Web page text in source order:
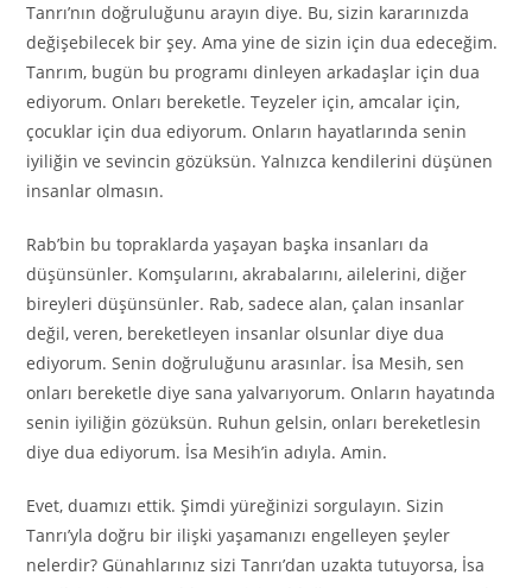
Tanrı’nın doğruluğunu arayın diye. Bu, sizin kararınızda
değişebilecek bir şey. Ama yine de sizin için dua edeceğim.
Tanrım, bugün bu programı dinleyen arkadaşlar için dua
ediyorum. Onları bereketle. Teyzeler için, amcalar için,
çocuklar için dua ediyorum. Onların hayatlarında senin
iyiliğin ve sevincin gözüksün. Yalnızca kendilerini düşünen
insanlar olmasın.
Rab’bin bu topraklarda yaşayan başka insanları da
düşünsünler. Komşularını, akrabalarını, ailelerini, diğer
bireyleri düşünsünler. Rab, sadece alan, çalan insanlar
değil, veren, bereketleyen insanlar olsunlar diye dua
ediyorum. Senin doğruluğunu arasınlar. İsa Mesih, sen
onları bereketle diye sana yalvarıyorum. Onların hayatında
senin iyiliğin gözüksün. Ruhun gelsin, onları bereketlesin
diye dua ediyorum. İsa Mesih’in adıyla. Amin.
Evet, duamızı ettik. Şimdi yüreğinizi sorgulayın. Sizin
Tanrı’yla doğru bir ilişki yaşamanızı engelleyen şeyler
nelerdir? Günahlarınız sizi Tanrı’dan uzakta tutuyorsa, İsa